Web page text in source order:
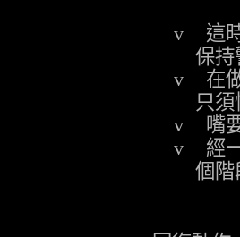
v
這
保持
v
在
只
v
嘴
v
經
個階